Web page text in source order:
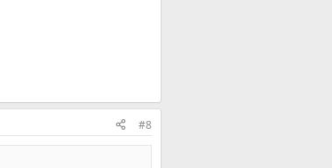
#8